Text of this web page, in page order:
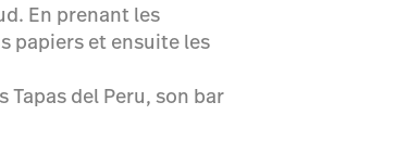
En prenant les
papiers et ensuite les
del Peru, son bar